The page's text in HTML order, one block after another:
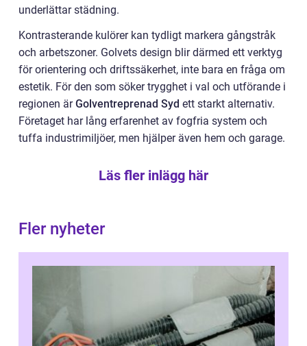
underlättar städning.
Kontrasterande kulörer kan tydligt markera gångstråk
och arbetszoner. Golvets design blir därmed ett verktyg
för orientering och driftssäkerhet, inte bara en fråga om
estetik. För den som söker trygghet i val och utförande i
regionen ärGolventreprenad Syd ett starkt alternativ.
Företaget har lång erfarenhet av fogfria system och
tuffa industrimiljöer, men hjälper även hem och garage.
Läs fler inlägg här
Fler nyheter